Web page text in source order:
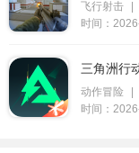
飞行射击 |
时间：
三角洲行
动作冒险 |
时间：